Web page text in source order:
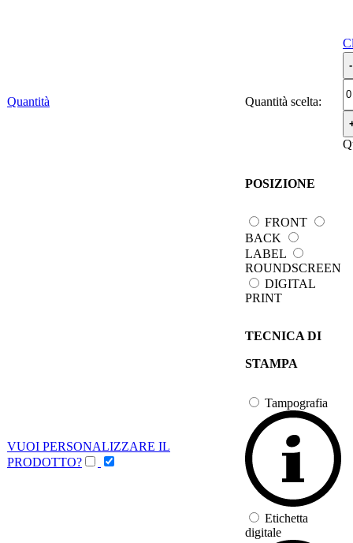
Quantità Quantità scelta:
VUOI PERSONALIZZARE IL
PRODOTTO?
POSIZIONE
FRONT
BACK
LABEL
ROUNDSCREEN
DIGITAL
PRINT
TECNICA DI
STAMPA
Tampografia
Etichetta
digitale